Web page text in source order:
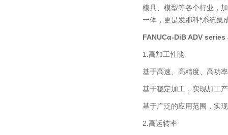
模具、模型等各个行业，
一体，更是发那科*系统集
FANUCα-DiB ADV series
1.高加工性能
基于高速、高精度、高功
基于稳定加工，实现加工
基于广泛的应用范围，实
2.高运转率